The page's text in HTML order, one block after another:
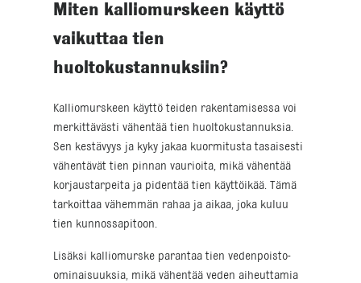
Miten kalliomurskeen käyttö
vaikuttaa tien
huoltokustannuksiin?
Kalliomurskeen käyttö teiden rakentamisessa voi
merkittävästi vähentää tien huoltokustannuksia.
Sen kestävyys ja kyky jakaa kuormitusta tasaisesti
vähentävät tien pinnan vaurioita, mikä vähentää
korjaustarpeita ja pidentää tien käyttöikää. Tämä
tarkoittaa vähemmän rahaa ja aikaa, joka kuluu
tien kunnossapitoon.
Lisäksi kalliomurske parantaa tien vedenpoisto-
ominaisuuksia, mikä vähentää veden aiheuttamia